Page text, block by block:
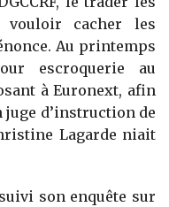
vouloir cacher les
Au printemps
escroquerie au
à Euronext, afin
d’instruction de
Lagarde niait
son enquête sur